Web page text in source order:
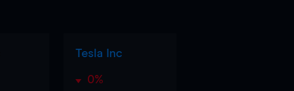
Tesla Inc
0%